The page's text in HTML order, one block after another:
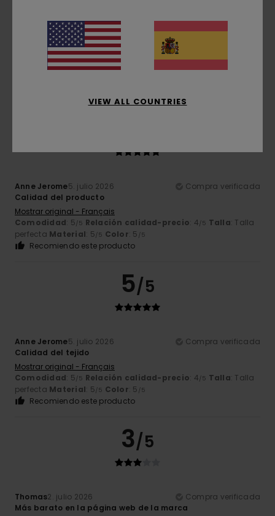
7. julio 2026
Compra verificada
Máxima comodidad y calidad
Mostrar original - Deutsch
Comodidad: 5/5 Relación calidad-precio: 5 Talla
Anne Jerome5. julio 2026
Compra verificada
Calidad del producto
Mostrar original - Français
Comodidad: 5/5 Relación calidad-precio: 4/5 Talla: Talla
perfecta Material: 5/5 Color: 5 /5
Recomiendo este producto
5/5
Anne Jerome5. julio 2026
Compra verificada
Calidad del tejido
Mostrar original - Français
Comodidad: 5/5 Relación calidad-precio: 4/5 Talla: Talla
perfecta Material: 5/5 Color: 5 /5
Recomiendo este producto
3/5
Thomas2. julio 2026
Compra verificada
Más barato en la página web de la marca
VIEW ALL COUNTRIES